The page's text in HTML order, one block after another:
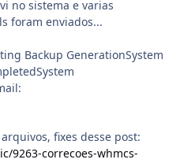
no sistema e varias
foram enviados...
Backup GenerationSystem
fixes desse post:
9263-correcoes-whmcs-